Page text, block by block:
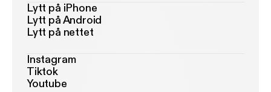
Lytt på iPhone
Lytt på Android
Lytt på nettet
Instagram
Tiktok
Youtube